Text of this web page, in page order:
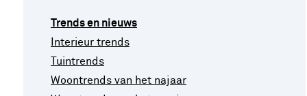
Trends en nieuws
Interieur trends
Tuintrends
Woontrends van het najaar